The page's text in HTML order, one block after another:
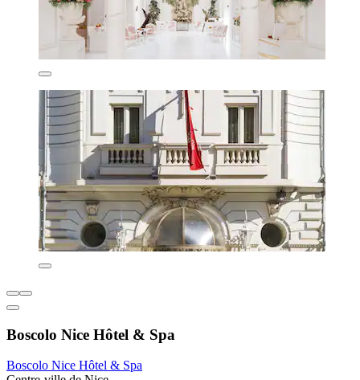
Boscolo Nice Hôtel & Spa
Boscolo Nice Hôtel & Spa